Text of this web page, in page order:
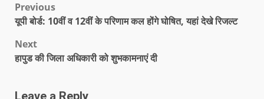
Previous
यूपी बोर्ड: 10वीं व 12वीं के परिणाम कल होंगे घोषित, यहां देखे रिजल्ट
Next
हापुड की जिला अधिकारी को शुभकामनाएं दी